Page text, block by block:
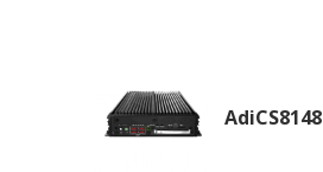
AdiCS8148